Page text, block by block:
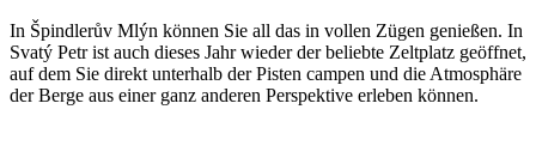
In Špindlerův Mlýn können Sie all das in vollen Zügen genießen. In
Svatý Petr ist auch dieses Jahr wieder der beliebte Zeltplatz geöffnet,
auf dem Sie direkt unterhalb der Pisten campen und die Atmosphäre
der Berge aus einer ganz anderen Perspektive erleben können.